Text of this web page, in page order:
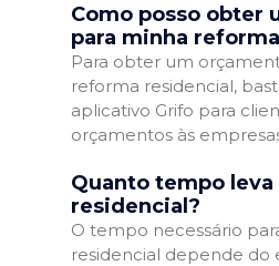
Como posso obter
para minha
Para obter um
reforma residencial,
aplicativo Grifo para
orçamentos às
Quanto tempo
residencial?
O tempo necessário
residencial depende do